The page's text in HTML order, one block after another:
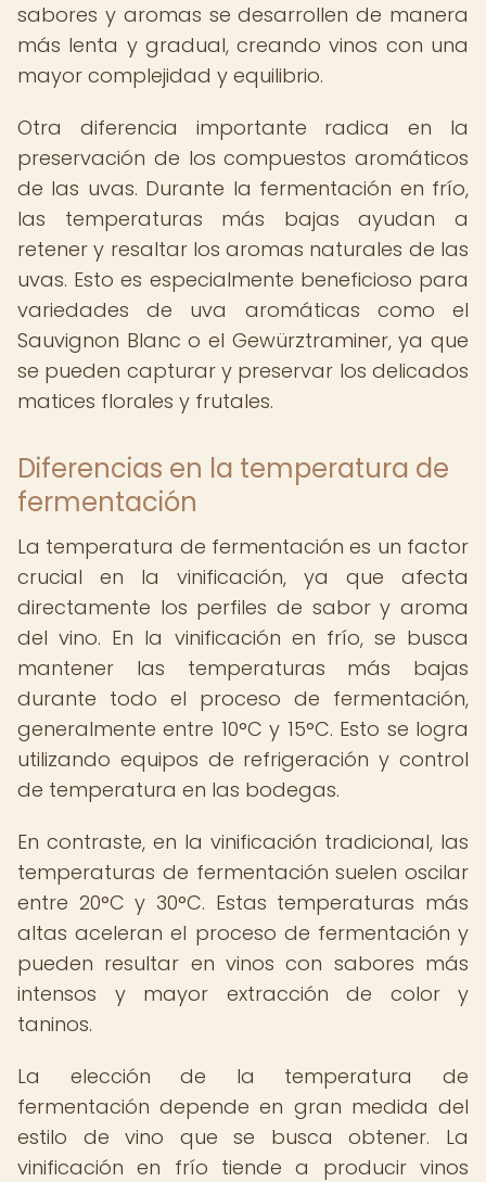
sabores y aromas se desarrollen de manera
más lenta y gradual, creando vinos con una
mayor complejidad y equilibrio.
Otra diferencia importante radica en la
preservación de los compuestos aromáticos
de las uvas. Durante la fermentación en frío,
las temperaturas más bajas ayudan a
retener y resaltar los aromas naturales de las
uvas. Esto es especialmente beneficioso para
variedades de uva aromáticas como el
Sauvignon Blanc o el Gewürztraminer, ya que
se pueden capturar y preservar los delicados
matices florales y frutales.
Diferencias en la temperatura de
fermentación
La temperatura de fermentación es un factor
crucial en la vinificación, ya que afecta
directamente los perfiles de sabor y aroma
del vino. En la vinificación en frío, se busca
mantener las temperaturas más bajas
durante todo el proceso de fermentación,
generalmente entre 10°C y 15°C. Esto se logra
utilizando equipos de refrigeración y control
de temperatura en las bodegas.
En contraste, en la vinificación tradicional, las
temperaturas de fermentación suelen oscilar
entre 20°C y 30°C. Estas temperaturas más
altas aceleran el proceso de fermentación y
pueden resultar en vinos con sabores más
intensos y mayor extracción de color y
taninos.
La elección de la temperatura de
fermentación depende en gran medida del
estilo de vino que se busca obtener. La
vinificación en frío tiende a producir vinos